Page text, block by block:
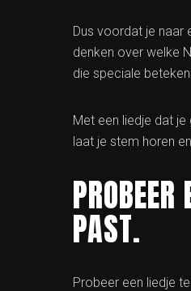
Dus voordat je naar
denken over welke
die speciale
Met een liedje dat
laat je stem horen
PAST.
Probeer een liedje